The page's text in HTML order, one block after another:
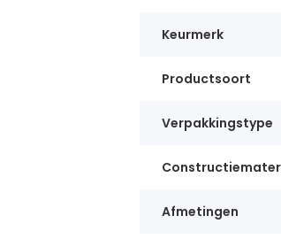
Keurmerk
Productsoort
Verpakkingstype
Afmetingen